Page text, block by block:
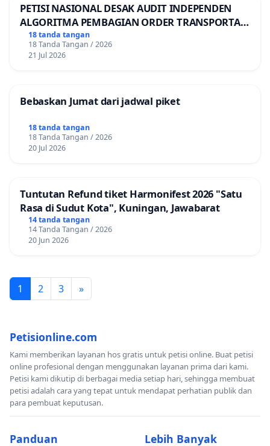
PETISI NASIONAL DESAK AUDIT INDEPENDEN
ALGORITMA PEMBAGIAN ORDER TRANSPORTASI
ONLINE
18 tanda tangan
18 Tanda Tangan / 2026
21 Jul 2026
Bebaskan Jumat dari jadwal piket
18 tanda tangan
18 Tanda Tangan / 2026
20 Jul 2026
Tuntutan Refund tiket Harmonifest 2026 "Satu
Rasa di Sudut Kota", Kuningan, Jawabarat
14 tanda tangan
14 Tanda Tangan / 2026
20 Jun 2026
1 2 3 »
Petisionline.com
Kami memberikan layanan hos gratis untuk petisi online. Buat petisi
online profesional dengan menggunakan layanan prima dari kami.
Petisi kami dikutip di berbagai media setiap hari, sehingga membuat
petisi adalah cara yang tepat untuk mendapat perhatian publik dan
para pembuat keputusan.
Panduan Lebih Banyak